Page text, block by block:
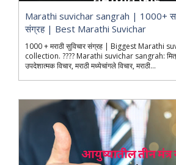
Marathi suvichar sangrah | 1000+
संग्रह | Best Marathi Suvichar
1000 + मराठी सुविचार संग्रह | Biggest Marathi
collection. ???? Marathi suvichar sangrah:
उपदेशात्मक विचार, मराठी मध्येचांगले विचार, मराठी...